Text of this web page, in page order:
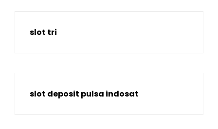
slot tri
slot deposit pulsa indosat